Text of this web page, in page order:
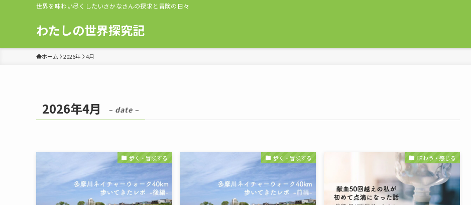
世界を味わい尽くしたいさかなさんの探求と冒険の日々
わたしの世界探究記
ホーム 2026年 4月
2026年4月 – date –
歩く・冒険する 歩く・冒険する 味わう・感じる